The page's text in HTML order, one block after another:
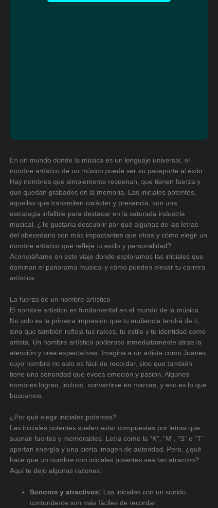
En un mundo donde la música es un lenguaje universal, el
nombre artístico de un músico puede ser su pasaporte al éxito.
Hay nombres que simplemente resuenan, que tienen fuerza y
que quedan grabados en la memoria. Las iniciales potentes,
aquellas que transmiten carácter y presencia, son una
estrategia infalible para destacar en la saturada industria
musical. ¿Te gustaría descubrir por qué algunas de las letras
del abecedario son más impactantes que otras y cómo elegir un
nombre artístico que refleje tu estilo y personalidad?
Acompáñame en este viaje donde exploramos las iniciales que
dominan el panorama musical y cómo pueden elevar tu carrera
artística.
La fuerza de un nombre artístico
El nombre artístico es fundamental en el mundo de la música.
No solo es la primera impresión que tu audiencia tendrá de ti,
sino que también refleja tus raíces, tu estilo y tu identidad como
artista. Un nombre artístico poderoso inmediatamente atrae la
atención y crea expectativas. Imagina a un artista como Juanes,
cuyo nombre no solo es fácil de recordar, sino que también
tiene una sonoridad que evoca emoción y pasión. Algunos
nombres logran, incluso, convertirse en marcas, y eso es lo que
buscamos.
¿Por qué elegir iniciales potentes?
Las iniciales potentes suelen estar compuestas por letras que
suenan fuertes y memorables. Letra como la “K”, “M”, “S” o “T”
aportan energía y una cierta imagen de autoridad. Pero, ¿qué
hace que un nombre con iniciales potentes sea tan atractivo?
Aquí te dejo algunas razones:
Sonoros y atractivos: Las iniciales con un sonido
contundente son más fáciles de recordar.